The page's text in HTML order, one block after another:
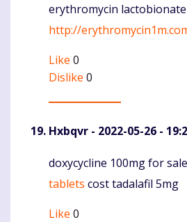
Komentaras
erythromycin lactobionate
http://
Like 0
Dislike 0
Hxbqvr - 2022-05-26 -
Komentaras
doxycycline 100mg for
tablets cost tadalafil 5mg
Like 0